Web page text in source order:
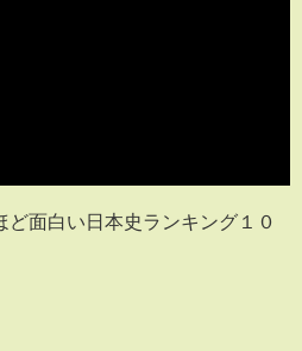
ど面白い日本史ランキング１０